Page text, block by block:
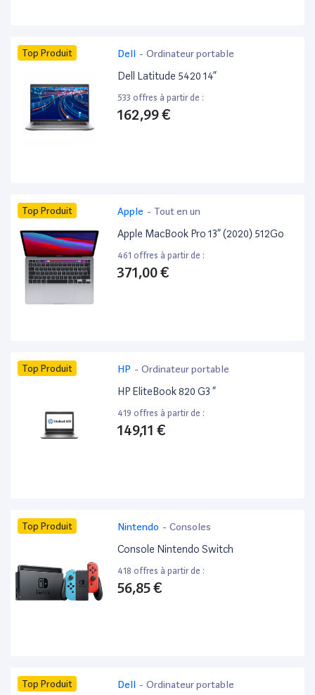
Top Produit Dell - Ordinateur portable
Dell Latitude 5420 14”
533 offres à partir de :
162,99 €
Top Produit Apple - Tout en un
Apple MacBook Pro 13” (2020) 512Go
461 offres à partir de :
371,00 €
Top Produit HP - Ordinateur portable
HP EliteBook 820 G3 ”
419 offres à partir de :
149,11 €
Top Produit Nintendo - Consoles
Console Nintendo Switch
418 offres à partir de :
56,85 €
Top Produit Dell - Ordinateur portable